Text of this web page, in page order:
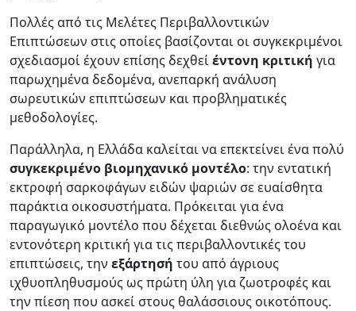
Πολλές από τις Μελέτες Περιβαλλοντικών
Επιπτώσεων στις οποίες βασίζονται οι συγκεκριμένοι
σχεδιασμοί έχουν επίσης δεχθείέντονη κριτική για
παρωχημένα δεδομένα, ανεπαρκή ανάλυση
σωρευτικών επιπτώσεων και προβληματικές
μεθοδολογίες.
Παράλληλα, η Ελλάδα καλείται να επεκτείνει ένα πολύ
συγκεκριμένο βιομηχανικό μοντέλο: την εντατική
εκτροφή σαρκοφάγων ειδών ψαριών σε ευαίσθητα
παράκτια οικοσυστήματα. Πρόκειται για ένα
παραγωγικό μοντέλο που δέχεται διεθνώς ολοένα και
εντονότερη κριτική για τις περιβαλλοντικές του
επιπτώσεις, την εξάρτησή του από άγριους
ιχθυοπληθυσμούς ως πρώτη ύλη για ζωοτροφές και
την πίεση που ασκεί στους θαλάσσιους οικοτόπους.